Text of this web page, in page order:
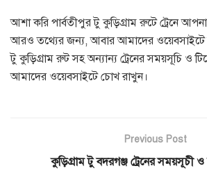
আশা করি পার্বতীপুর টু কুড়িগ্রাম রুটে ট্রেনে
আরও তথ্যের জন্য, আবার আমাদের ওয়েবসাইটে
টু কুড়িগ্রাম রুট সহ অন্যান্য ট্রেনের সময়সূচি ও
আমাদের ওয়েবসাইটে চোখ রাখুন।
Previous Post
কুড়িগ্রাম টু বদরগঞ্জ ট্রেনের সময়সূচী